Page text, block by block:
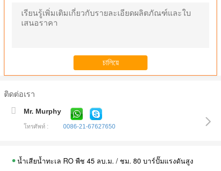
ติดต่อเรา
Mr. Murphy
โทรศัพท์ : 0086-21-67627650
น้ำเสียน้ำทะเล RO พืช 45 ลบ.ม. / ชม. 80 บาร์ปั๊มแรงดันสูง